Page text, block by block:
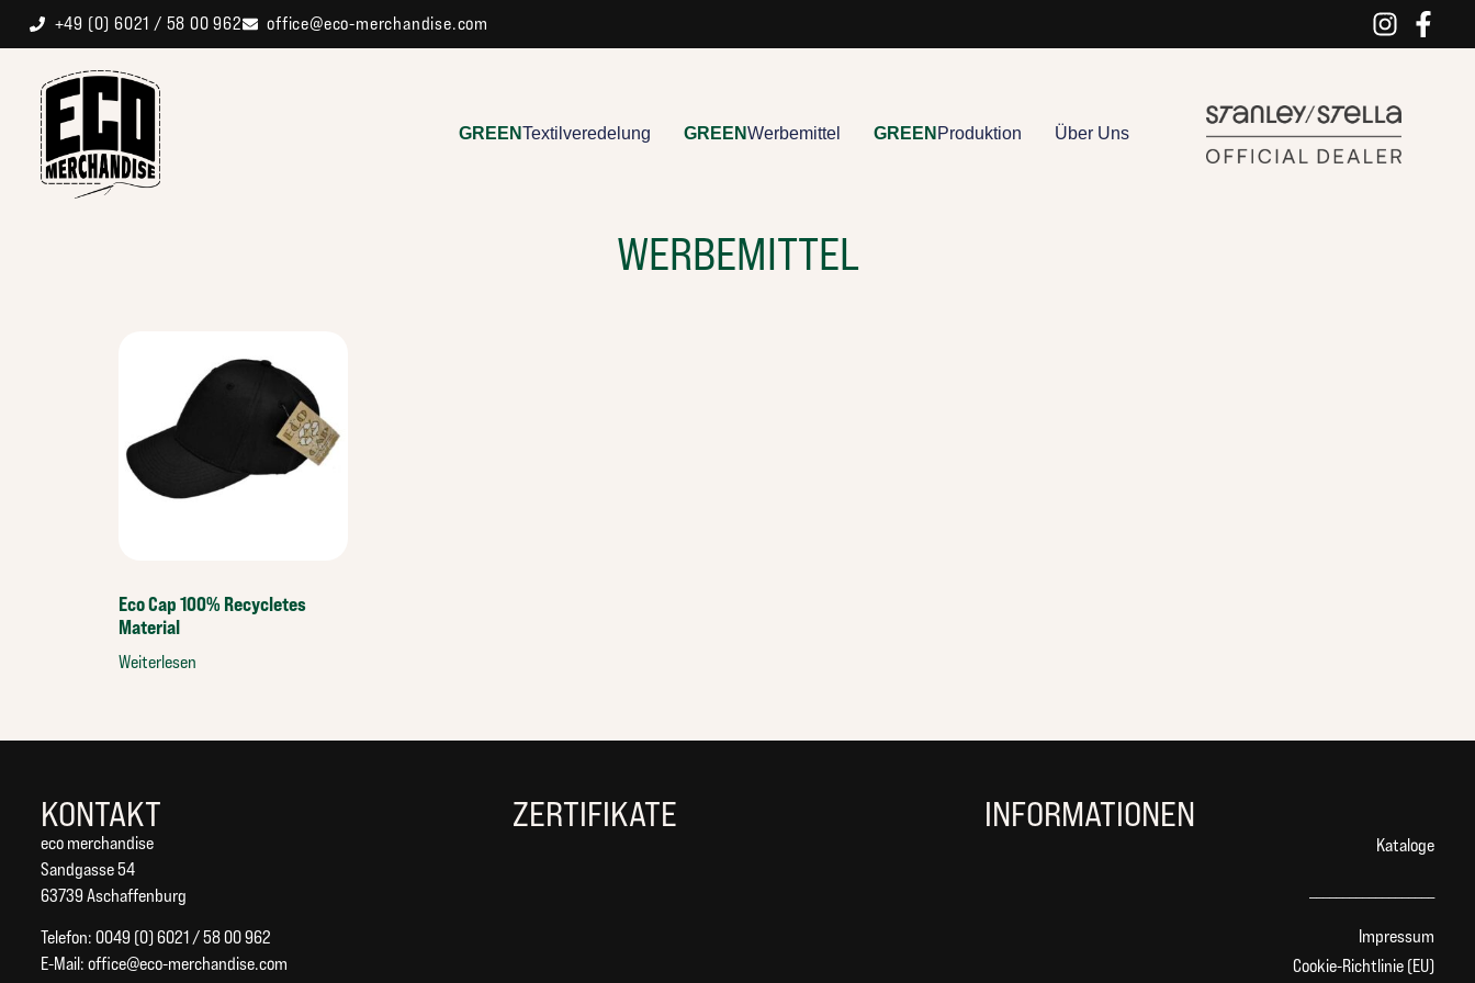
+49 (0) 6021 / 58 00 962 office@eco-merchandise.com
GREENTextilveredelung GREENWerbemittel GREEN Produktion Über Uns
WERBEMITTEL
Eco Cap 100% Recycletes
Material
Weiterlesen
KONTAKT
eco merchandise
Sandgasse 54
63739 Aschaffenburg
Telefon: 0049 (0) 6021 / 58 00 962
E-Mail: office@eco-merchandise.com
ZERTIFIKATE INFORMATIONEN
Kataloge
Impressum
Cookie-Richtlinie (EU)